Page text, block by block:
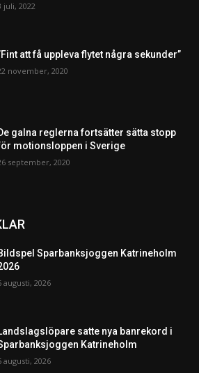
juli, 2022
att få uppleva flytet några sekunder”
november, 2020
galna reglerna fortsätter sätta stopp
motionsloppen i Sverige
september, 2020
Sparbanksjoggen Katrineholm
augusti, 2026
satte nya banrekord i
Katrineholm
augusti, 2026